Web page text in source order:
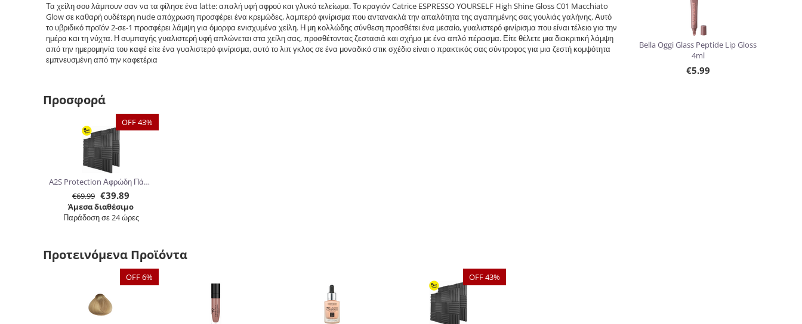
Τα χείλη σου λάμπουν σαν να τα φίλησε ένα latte: απαλή υφή αφρού και γλυκό τελείωμα. Το κραγιόν Catrice ESPRESSO YOURSELF High Shine Gloss C01 Macchiato
Glow σε καθαρή ουδέτερη nude απόχρωση προσφέρει ένα κρεμώδες, λαμπερό φινίρισμα που αντανακλά την απαλότητα της αγαπημένης σας γουλιάς γαλήνης. Αυτό
το υβριδικό προϊόν 2-σε-1 προσφέρει λάμψη για όμορφα ενισχυμένα χείλη. Η μη κολλώδης σύνθεση προσθέτει ένα μεσαίο, γυαλιστερό φινίρισμα που είναι τέλειο για την
ημέρα και τη νύχτα. Η συμπαγής γυαλιστερή υφή απλώνεται στα χείλη σας, προσθέτοντας ζεστασιά και σχήμα με ένα απλό πέρασμα. Είτε θέλετε μια διακριτική λάμψη
από την ημερομηνία του καφέ είτε ένα γυαλιστερό φινίρισμα, αυτό το λιπ γκλος σε ένα μοναδικό στικ σχέδιο είναι ο πρακτικός σας σύντροφος για μια ζεστή κομψότητα
εμπνευσμένη από την καφετέρια
Προσφορά
OFF 43%
A2S Protection Αφρώδη Πάνελ Ηχομόνωσης 30.5 x 30.5 x 5cm 24τμχ
€69.99 €39.89
Άμεσα διαθέσιμο
Παράδοση σε 24 ώρες
Προτεινόμενα Προϊόντα
OFF 6% OFF 43%
Bella Oggi Glass Peptide Lip Gloss
4ml
€5.99